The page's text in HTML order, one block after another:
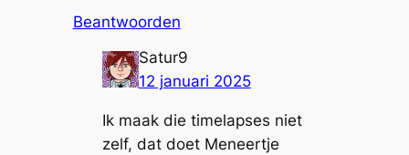
Beantwoorden
Satur9
12 januari 2025
Ik maak die timelapses niet
zelf, dat doet Meneertje